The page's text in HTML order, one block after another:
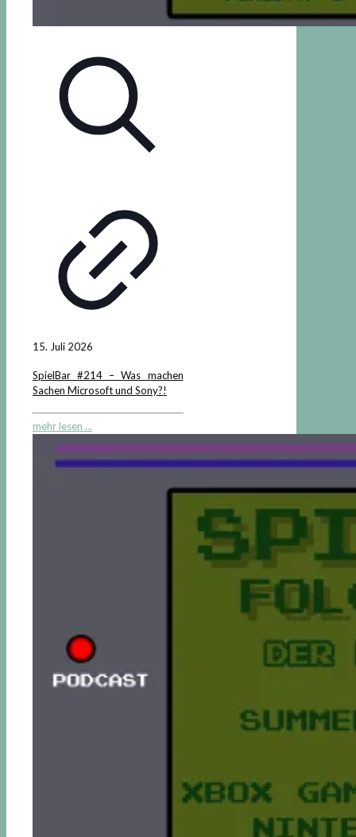
15. Juli 2026
SpielBar #214 – Was machen
Sachen Microsoft und Sony?!
mehr lesen ...